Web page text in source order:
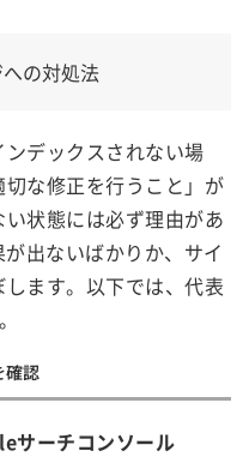
の対処法
デックスされない場
な修正を行うこと」が
状態には必ず理由があ
出ないばかりか、サイ
ます。以下では、代表
確認
サーチコンソール